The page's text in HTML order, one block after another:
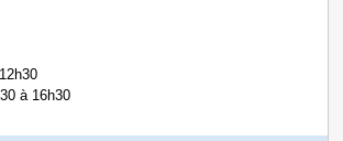
à 16h30